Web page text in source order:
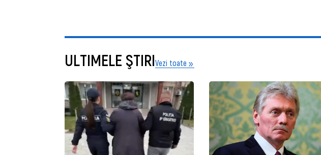
ULTIMELE ŞTIRIVezi toate